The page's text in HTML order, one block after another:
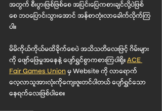
အတွက် စီးပွားဖြစ်ဖြစ်စေ အပြင်းပြေကစားချင်လို့ပဲဖြစ်
စေ ဘ၀ပြောင်းသွားအောင် အန်စာတုံးလာခေါက်လိုက်ကြ
ပါ။
မိမိကိုယ်ကိုယ်မထိခိုက်စေပဲ အသိသတိလေးဖြင့် ဂိမ်းများ
ကို ဖျော်ဖြေမှု‌အနေနဲ့ ပျော်ရွှင်စွာကစားကြပါစို့။ ACE
Fair Games Union မှ Website ကို လာရောက်
လေ့လာသူအားလုံးကိုကျေးဇူးတင်ပါတယ် ပျော်ရွှင်သော
နေရက်လေးဖြစ်ပါစေ။